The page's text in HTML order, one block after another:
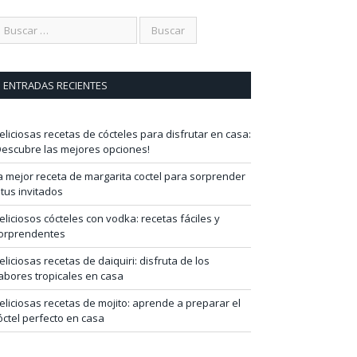
ENTRADAS RECIENTES
recetas de cócteles para disfrutar en casa:
las mejores opciones!
mejor receta de margarita coctel para sorprender
invitados
cócteles con vodka: recetas fáciles y
recetas de daiquiri: disfruta de los
tropicales en casa
recetas de mojito: aprende a preparar el
perfecto en casa